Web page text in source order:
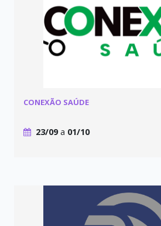
CONEXÃO SAÚDE
23/09a 01/10